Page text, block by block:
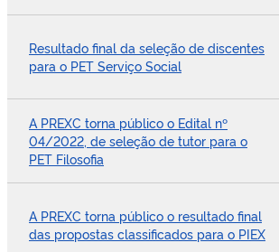
Resultado final da seleção de discentes
para o PET Serviço Social
A PREXC torna público o Edital nº
04/2022, de seleção de tutor para o
PET Filosofia
A PREXC torna público o resultado final
das propostas classificados para o PIEX